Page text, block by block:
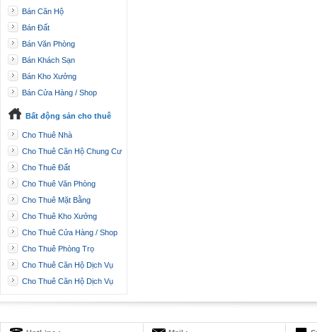
Bán Căn Hộ
Bán Đất
Bán Văn Phòng
Bán Khách Sạn
Bán Kho Xưởng
Bán Cửa Hàng / Shop
Bất động sản cho thuê
Cho Thuê Nhà
Cho Thuê Căn Hộ Chung Cư
Cho Thuê Đất
Cho Thuê Văn Phòng
Cho Thuê Mặt Bằng
Cho Thuê Kho Xưởng
Cho Thuê Cửa Hàng / Shop
Cho Thuê Phòng Trọ
Cho Thuê Căn Hộ Dịch Vụ
Cho Thuê Căn Hộ Dịch Vụ